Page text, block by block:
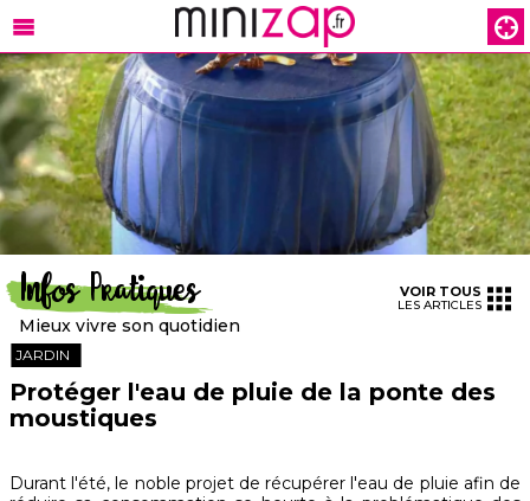
Infos Pratiques
Mieux vivre son quotidien
VOIR TOUS
LES ARTICLES
JARDIN
Protéger l'eau de pluie de la ponte des
moustiques
Durant l'été, le noble projet de récupérer l'eau de pluie afin de